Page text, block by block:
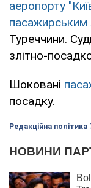
аеропорту
пасажирським
Туреччини.
злітно-
Шоковані
посадку.
Редакційна політика